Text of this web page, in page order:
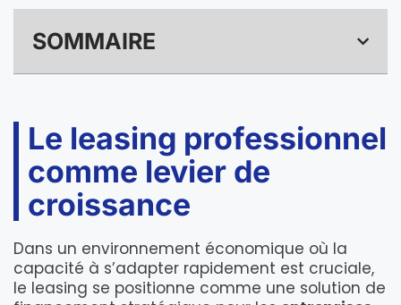
SOMMAIRE
Le leasing professionnel
comme levier de
croissance
Dans un environnement économique où la
capacité à s’adapter rapidement est cruciale,
le leasing se positionne comme une solution de